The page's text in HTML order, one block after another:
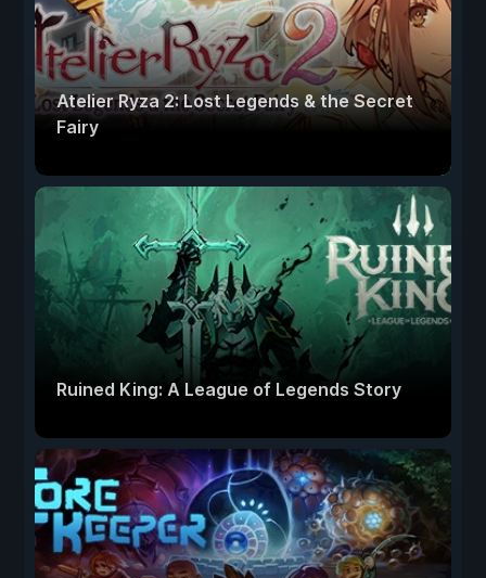
Atelier Ryza 2: Lost Legends & the Secret
Fairy
Ruined King: A League of Legends Story